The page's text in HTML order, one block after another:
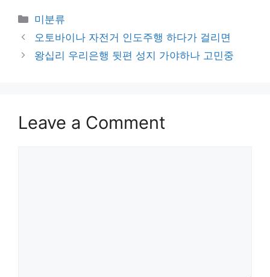
Categories
미분류
오토바이나 자전거 인도주행 하다가 걸리면
왕십리 우리은행 뒷편 성지 가야하나 고민중
Leave a Comment